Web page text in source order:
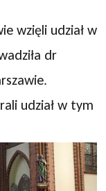
wzięli udział w
dr
udział w tym